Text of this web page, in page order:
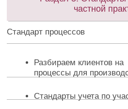
В чем особенности формы ИП, отличие
Регистрация, внесение изменений,
ликвидация ИП
Выбор системы налогообложения
ИП на системе НПД